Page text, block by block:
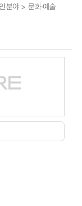
분야 > 문화·예술